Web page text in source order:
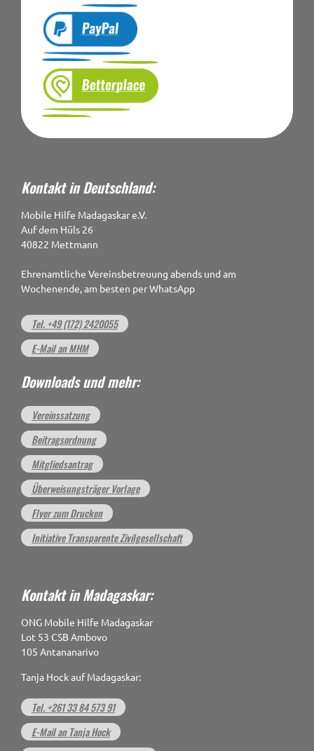
Kontakt in Deutschland:
Mobile Hilfe Madagaskar e.V.
Auf dem Hüls 26
40822 Mettmann
Ehrenamtliche Vereinsbetreuung abends und am
Wochenende, am besten per WhatsApp
Tel. +49 (172) 2420055
E-Mail an MHM
Downloads und mehr:
Vereinssatzung
Beitragsordnung
Mitgliedsantrag
Überweisungsträger Vorlage
Flyer zum Drucken
Initiative Transparente Zivilgesellschaft
Kontakt in Madagaskar:
ONG Mobile Hilfe Madagaskar
Lot 53 CSB Ambovo
105 Antananarivo
Tanja Hock auf Madagaskar:
Tel. +261 33 84 573 91
E-Mail an Tanja Hock